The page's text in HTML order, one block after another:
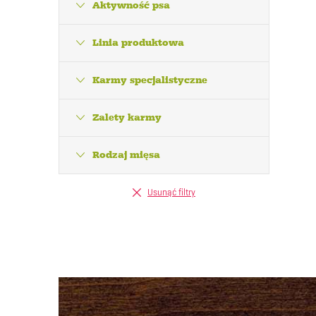
Aktywność psa
Linia produktowa
Karmy specjalistyczne
Zalety karmy
Rodzaj mięsa
Usunąć filtry